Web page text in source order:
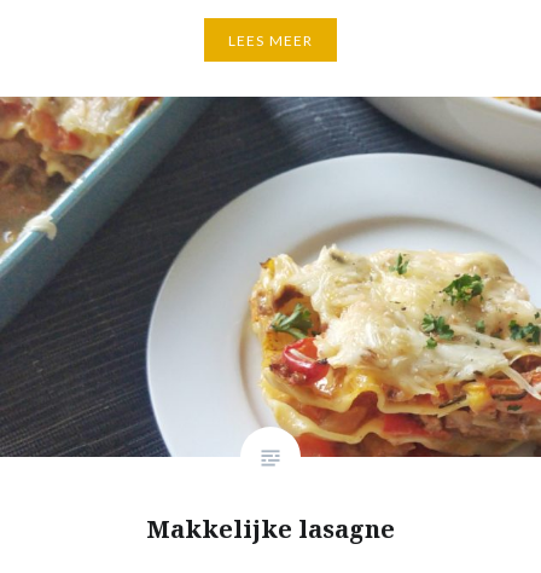
LEES MEER
Makkelijke lasagne